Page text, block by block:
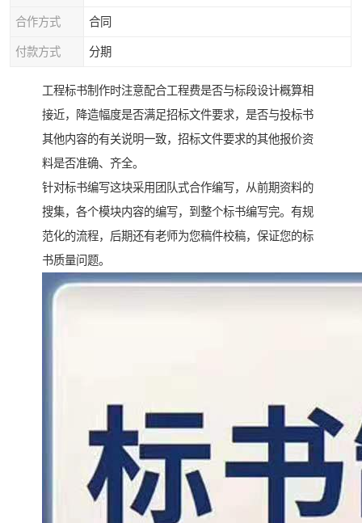
合作方式 合同
付款方式 分期
工程标书制作时注意配合工程费是否与标段设计概算相
接近，降造幅度是否满足招标文件要求，是否与投标书
其他内容的有关说明一致，招标文件要求的其他报价资
料是否准确、齐全。
针对标书编写这块采用团队式合作编写，从前期资料的
搜集，各个模块内容的编写，到整个标书编写完。有规
范化的流程，后期还有老师为您稿件校稿，保证您的标
书质量问题。